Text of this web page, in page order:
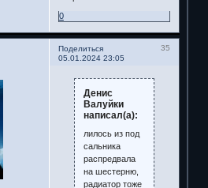
0
Поделиться
35
05.01.2024 23:05
Денис
Валуйки
написал(а):
лилось из под
сальника
распредвала
на шестерню,
радиатор тоже